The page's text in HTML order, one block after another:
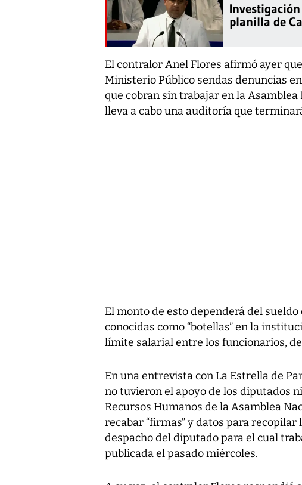
planilla de
El contralor Anel Flores afirmó ayer
Ministerio Público sendas denuncias
que cobran sin trabajar en la
lleva a cabo una auditoría que
El monto de esto dependerá del
conocidas como “botellas” en la
límite salarial entre los funcionarios,
En una entrevista con La Estrella de
no tuvieron el apoyo de los diputados
Recursos Humanos de la Asamblea
recabar “firmas” y datos para
despacho del diputado para el cual
publicada el pasado miércoles.